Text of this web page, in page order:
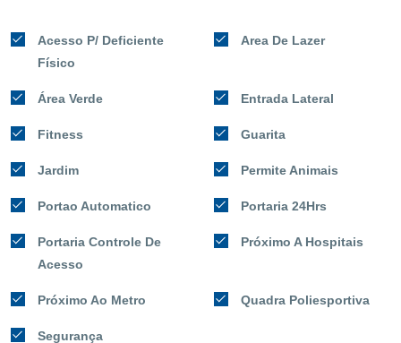
Acesso P/ Deficiente
Físico
Area De Lazer
Área Verde Entrada Lateral
Fitness Guarita
Jardim Permite Animais
Portao Automatico Portaria 24Hrs
Portaria Controle De
Acesso
Próximo A Hospitais
Próximo Ao Metro Quadra Poliesportiva
Segurança